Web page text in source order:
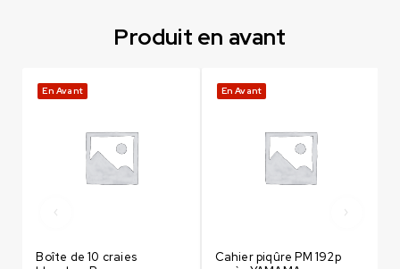
Produit en avant
En Avant
Boîte de 10 craies
En Avant
Cahier piqûre PM 192p